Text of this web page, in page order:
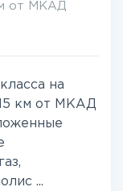
от МКАД
на
км от МКАД
...